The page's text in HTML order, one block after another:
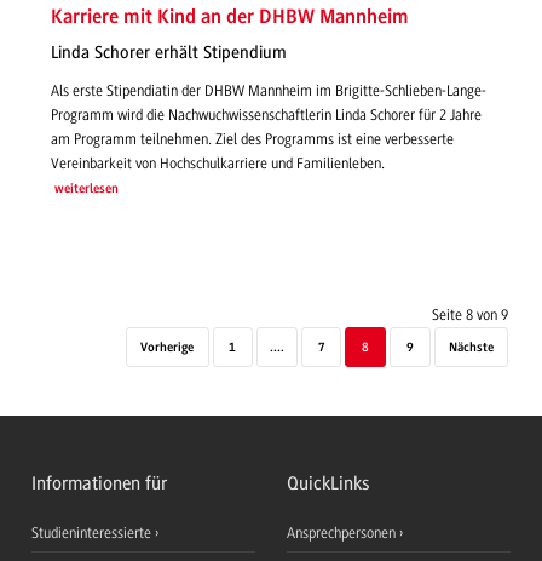
Karriere mit Kind an der DHBW Mannheim
Linda Schorer erhält Stipendium
Als erste Stipendiatin der DHBW Mannheim im Brigitte-Schlieben-Lange-
Programm wird die Nachwuchwissenschaftlerin Linda Schorer für 2 Jahre
am Programm teilnehmen. Ziel des Programms ist eine verbesserte
Vereinbarkeit von Hochschulkarriere und Familienleben.
weiterlesen
Seite 8 von 9
Vorherige 1 .... 7 8 9 Nächste
Informationen für
Studieninteressierte
QuickLinks
Ansprechpersonen